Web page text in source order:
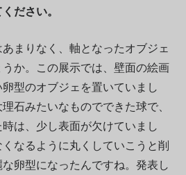
ださい。
あまりなく、軸となったオブジェ
か。この展示では、壁面の絵画
型のオブジェを置いていまし
石みたいなものでできた球で、
は、少し表面が欠けていまし
なるように丸くしていこうと削
卵型になったんですね。発表し